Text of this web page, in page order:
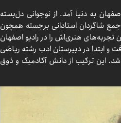
هوشمند عقیلی در سوم مرداد ۱۳۱۶ در اصفهان به دنیا آمد. از نوجوانی دل‌بسته
شاگردان استادانی برجسته همچون
هنری‌اش را در رادیو اصفهان
و ابتدا در دبیرستان ادب رشته ریاضی
این ترکیب از دانش آکادمیک و ذوق